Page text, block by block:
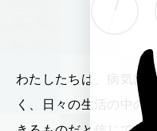
わたしたちは、病気は
く、日々の生活の中の